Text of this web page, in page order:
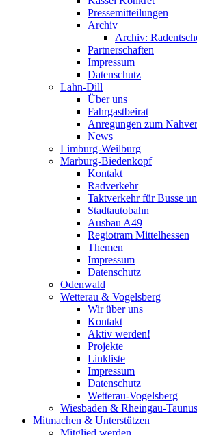
Pressemitteilungen
Archiv
Archiv:
Partnerschaften
Impressum
Datenschutz
Lahn-Dill
Über uns
Fahrgastbeirat
Anregungen zum
News
Limburg-Weilburg
Marburg-Biedenkopf
Kontakt
Radverkehr
Taktverkehr für Busse
Stadtautobahn
Ausbau A49
Regiotram Mittelhessen
Themen
Impressum
Datenschutz
Odenwald
Wetterau & Vogelsberg
Wir über uns
Kontakt
Aktiv werden!
Projekte
Linkliste
Impressum
Datenschutz
Wetterau-Vogelsberg
Wiesbaden & Rheingau-Taunus
Mitmachen & Unterstützen
Mitglied werden